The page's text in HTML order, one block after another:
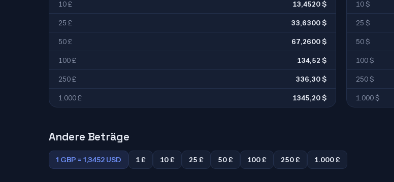
10 £ 13,4520 $
25 £ 33,6300 $
50 £ 67,2600 $
100 £ 134,52 $
250 £ 336,30 $
1.000 £ 1345,20 $
10 $
25 $
50 $
100 $
250 $
1.000 $
Andere Beträge
1 GBP = 1,3452 USD 1 £ 10 £ 25 £ 50 £ 100 £ 250 £ 1.000 £